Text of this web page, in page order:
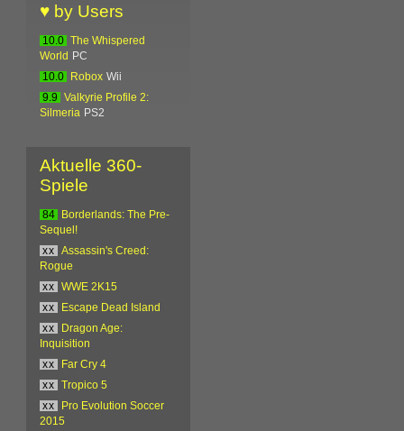
♥ by Users
10.0
The Whispered
World
PC
10.0
Robox Wii
9.9
Valkyrie Profile 2:
Silmeria PS2
Aktuelle 360-
Spiele
84
Borderlands: The Pre-
Sequel!
xx
Assassin's Creed:
Rogue
xx
WWE 2K15
xx
Escape Dead Island
xx
Dragon Age:
Inquisition
xx
Far Cry 4
xx
Tropico 5
xx
Pro Evolution Soccer
2015